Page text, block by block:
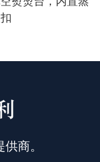
商。